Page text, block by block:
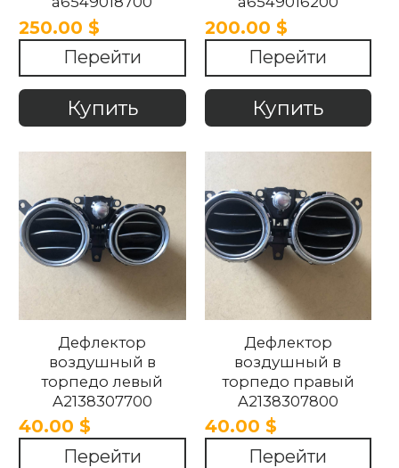
Mercedes W177 W253
W213 W167 2015-2023.
250.00 $
Перейти
Купить
Mercedes W177 W253
W213 W167 2015-2023
200.00 $
Перейти
Купить
Дефлектор
воздушный в
торпедо левый
A2138307700
MERCEDES-BENZ
W213 2016-2020
40.00 $
Перейти
Дефлектор
воздушный в
торпедо правый
A2138307800
MERCEDES-BENZ
W213 2016-2020
40.00 $
Перейти